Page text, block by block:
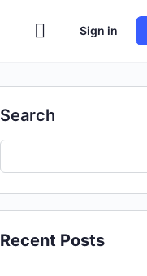
Sign in
Search
Recent Posts